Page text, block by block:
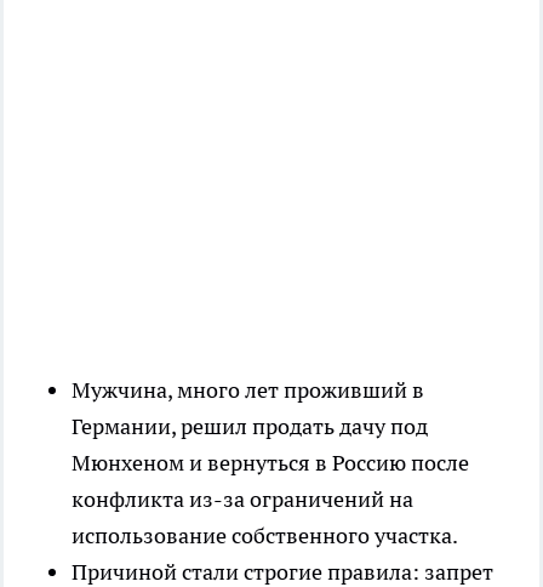
Мужчина, много лет проживший в
Германии, решил продать дачу под
Мюнхеном и вернуться в Россию после
конфликта из-за ограничений на
использование собственного участка.
Причиной стали строгие правила: запрет